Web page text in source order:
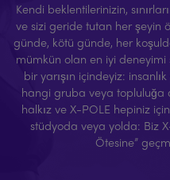
Kendi beklentilerinizin,
ve sizi geride tutan her şeyin
günde, kötü günde, her
mümkün olan en iyi
bir yarışın içindeyiz:
hangi gruba veya topluluğa
halkız ve X-POLE hepiniz
stüdyoda veya yolda: Biz
Ötesine”